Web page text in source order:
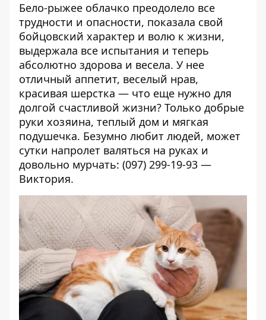
Бело-рыжее облачко преодолело все
трудности и опасности, показала свой
бойцовский характер и волю к жизни,
выдержала все испытания и теперь
абсолютно здорова и весела. У нее
отличный аппетит, веселый нрав,
красивая шерстка — что еще нужно для
долгой счастливой жизни? Только добрые
руки хозяина, теплый дом и мягкая
подушечка. Безумно любит людей, может
сутки напролет валяться на руках и
довольно мурчать: (097) 299-19-93 —
Виктория.